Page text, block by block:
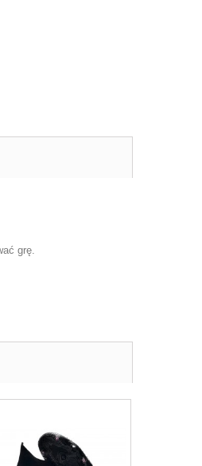
grę.